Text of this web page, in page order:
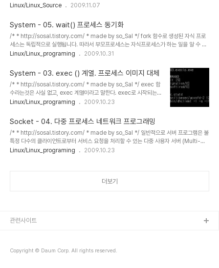
스 원리 기반 채팅방입니다. * 문자열이 자신이 입력한것인지, client가 입력한 것인지 구분
받을수 있는 문자열의 길이는 MAXLINE 메크로를 통하여 정하였습니다. * 프로그램의 매
개변수는 argv[1]로 port번호를 받습니다. * made by sosal.
http://sosal.tistory.com/ * / #include #include #include #include #in..
Linux/Linux_Source 2009.11.07
System - 05. wait() 프로세스 동기화
/* * http://sosal.tistory.com/ * made by so_Sal */ fork 함수로 생성된 자식 프로
세스는 독립적으로 실행됩니다. 따라서 부모프로세스는 자식프로세스가 하는 일을 알 수 없
고, 변수의 공유나 자식프로세스가 계속 살아있는지 등에 대한 정보를 기본적으로는 알 수
stat_loc은 종료된 프로세스의 pid 값을 리턴하여 보통 pid_t 변수에다 저장합니다. ex)
int stat_loc; pid_t child_pid; child_pid = wait(&stat_loc); wait 시스템콜은 자식
프로세스중 하나가 종료될 때까지 부모 프로세스를 기다리게..
Linux/Linux_programing 2009.10.31
System - 03. exec () 계열. 프로세스 이미지 대체
/* * http://sosal.tistory.com/ * made by so_Sal */ exec 함
수라는것은 사실 없고, exec 계열이라고 말한다. exec로 시작되는
여러 함수를 통칭하여 exec 계열이라고 한다. exec 계열의 함수는
른 프로그램을 실행시켜 끝날때 까지 기다린후 새로 실행시킨 프로그
램의 동작이 끝나게 되면 다시 원래 프로세스로 돌아와 일을 계속 한
다. 하지만 exec 계열의 함수는 현재 프로세스를 새로운 프로그램으
로 대체해버린다. exec 함수들을 이용하면 현재 프로그램의 실행을
다른 프로세스에게 넘겨줄 수 있다. 새 프로그램이 시작된 후에는 원래
Linux/Linux_programing 2009.10.23
Socket - 04. 다중 프로세스 네트워크 프로그래밍
/* * http://sosal.tistory.com/ * made by so_Sal */ 일반적으로 서버 프로그램은 불
특정 다수의 클라이언트로부터 서비스 요청을 처리할 수 있는 다중 사용자 서버 (Multi-
user server)로 개발됩니다. 다중 사용자 서버는 반복 처리 서버(Iterative Server)와 동
로부터 서비스 요청을 동시에 처리함으로써 서비스 제공을 보장합니다. 대표적인 모델은 다
Linux/Linux_programing 2009.10.23
더보기
Copyright © Daum Corp. All rights reserved.
관련사이트